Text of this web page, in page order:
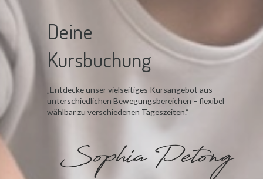
Deine
Kursbuchung
„Entdecke unser vielseitiges Kursangebot aus
unterschiedlichen Bewegungsbereichen – flexibel
wählbar zu verschiedenen Tageszeiten.“